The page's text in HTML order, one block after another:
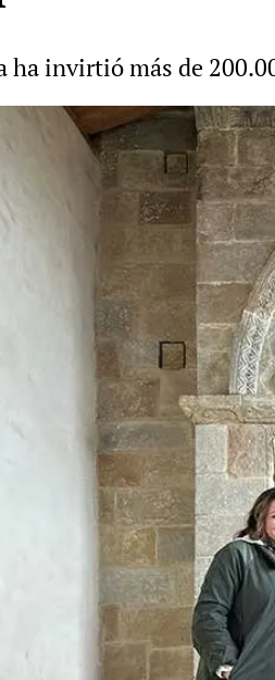
ha invirtió más de